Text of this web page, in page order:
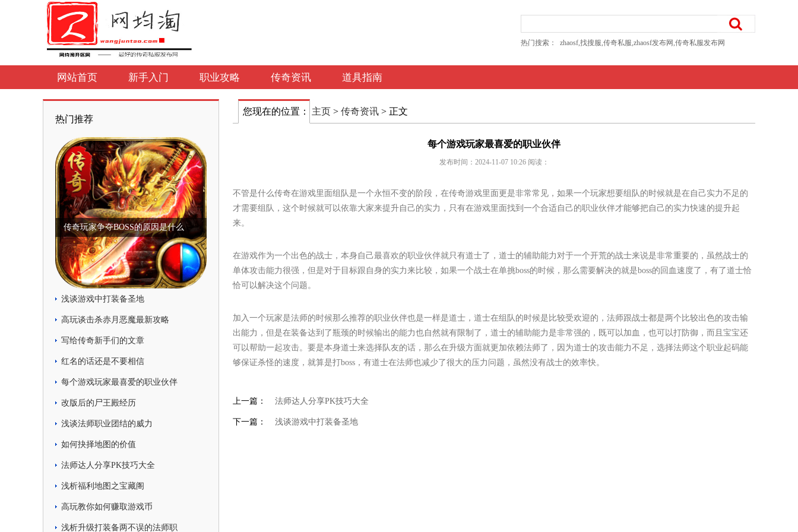
热门搜索： zhaosf,找搜服,传奇私服,zhaosf发布网,传奇私服发布网
网站首页 新手入门 职业攻略 传奇资讯 道具指南
您现在的位置： 主页 > 传奇资讯 > 正文
每个游戏玩家最喜爱的职业伙伴
发布时间：2024-11-07 10:26 阅读：
不管是什么传奇在游戏里面组队是一个永恒不变的阶段，在传奇游戏里面更是非常常见，如果一个玩家想要组队的时候就是在自己实力不足的
才需要组队，这个时候就可以依靠大家来提升自己的实力，只有在游戏里面找到一个合适自己的职业伙伴才能够把自己的实力快速的提升起
来。
在游戏作为一个出色的战士，本身自己最喜欢的职业伙伴就只有道士了，道士的辅助能力对于一个开荒的战士来说是非常重要的，虽然战士的
单体攻击能力很强，但是对于目标跟自身的实力来比较，如果一个战士在单挑boss的时候，那么需要解决的就是boss的回血速度了，有了道士恰
恰可以解决这个问题。
加入一个玩家是法师的时候那么推荐的职业伙伴也是一样是道士，道士在组队的时候是比较受欢迎的，法师跟战士都是两个比较出色的攻击输
出能力，但是在装备达到了瓶颈的时候输出的能力也自然就有限制了，道士的辅助能力是非常强的，既可以加血，也可以打防御，而且宝宝还
可以帮助一起攻击。要是本身道士来选择队友的话，那么在升级方面就更加依赖法师了，因为道士的攻击能力不足，选择法师这个职业起码能
够保证杀怪的速度，就算是打boss，有道士在法师也减少了很大的压力问题，虽然没有战士的效率快。
上一篇： 法师达人分享PK技巧大全
下一篇： 浅谈游戏中打装备圣地
热门推荐
传奇玩家争夺BOSS的原因是什么
浅谈游戏中打装备圣地
高玩谈击杀赤月恶魔最新攻略
写给传奇新手们的文章
红名的话还是不要相信
每个游戏玩家最喜爱的职业伙伴
改版后的尸王殿经历
浅谈法师职业团结的威力
如何抉择地图的价值
法师达人分享PK技巧大全
浅析福利地图之宝藏阁
高玩教你如何赚取游戏币
浅析升级打装备两不误的法师职